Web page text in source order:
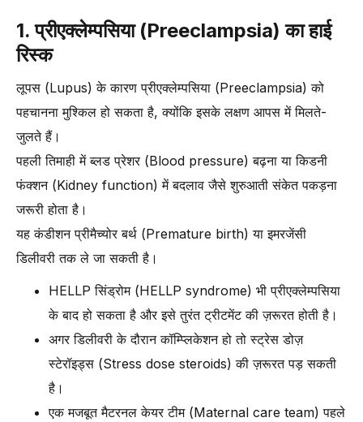
1. प्रीएक्लेम्पसिया (Preeclampsia) का हाई
रिस्क
लूपस (Lupus) के कारण प्रीएक्लेम्पसिया (Preeclampsia) को
पहचानना मुश्किल हो सकता है, क्योंकि इसके लक्षण आपस में मिलते-
जुलते हैं।
पहली तिमाही में ब्लड प्रेशर (Blood pressure) बढ़ना या किडनी
फंक्शन (Kidney function) में बदलाव जैसे शुरुआती संकेत पकड़ना
जरूरी होता है।
यह कंडीशन प्रीमैच्योर बर्थ (Premature birth) या इमरजेंसी
डिलीवरी तक ले जा सकती है।
HELLP सिंड्रोम (HELLP syndrome) भी प्रीएक्लेम्पसिया
के बाद हो सकता है और इसे तुरंत ट्रीटमेंट की ज़रूरत होती है।
अगर डिलीवरी के दौरान कॉम्प्लिकेशन हो तो स्ट्रेस डोज़
स्टेरॉइड्स (Stress dose steroids) की ज़रूरत पड़ सकती
है।
एक मजबूत मैटरनल केयर टीम (Maternal care team) पहले